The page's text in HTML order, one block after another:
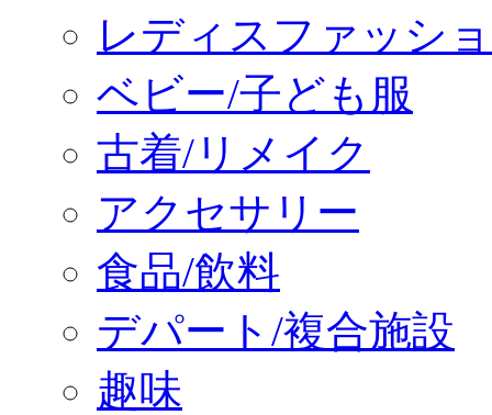
レディスファッシ
ベビー/子ども服
古着/リメイク
アクセサリー
食品/飲料
デパート/複合施設
趣味